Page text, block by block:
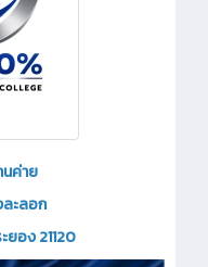
ค่าย
ละลอก
ยอง 21120